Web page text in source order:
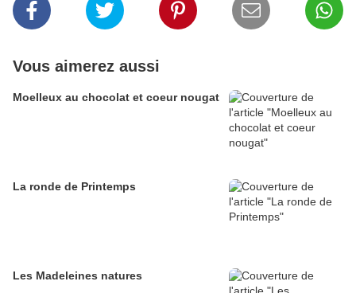
Vous aimerez aussi
Moelleux au chocolat et coeur nougat
La ronde de Printemps
Les Madeleines natures